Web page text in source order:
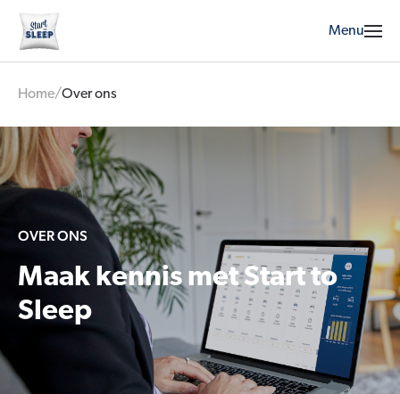
Menu
Home/Over ons
OVER ONS
Maak kennis met Start to
Sleep